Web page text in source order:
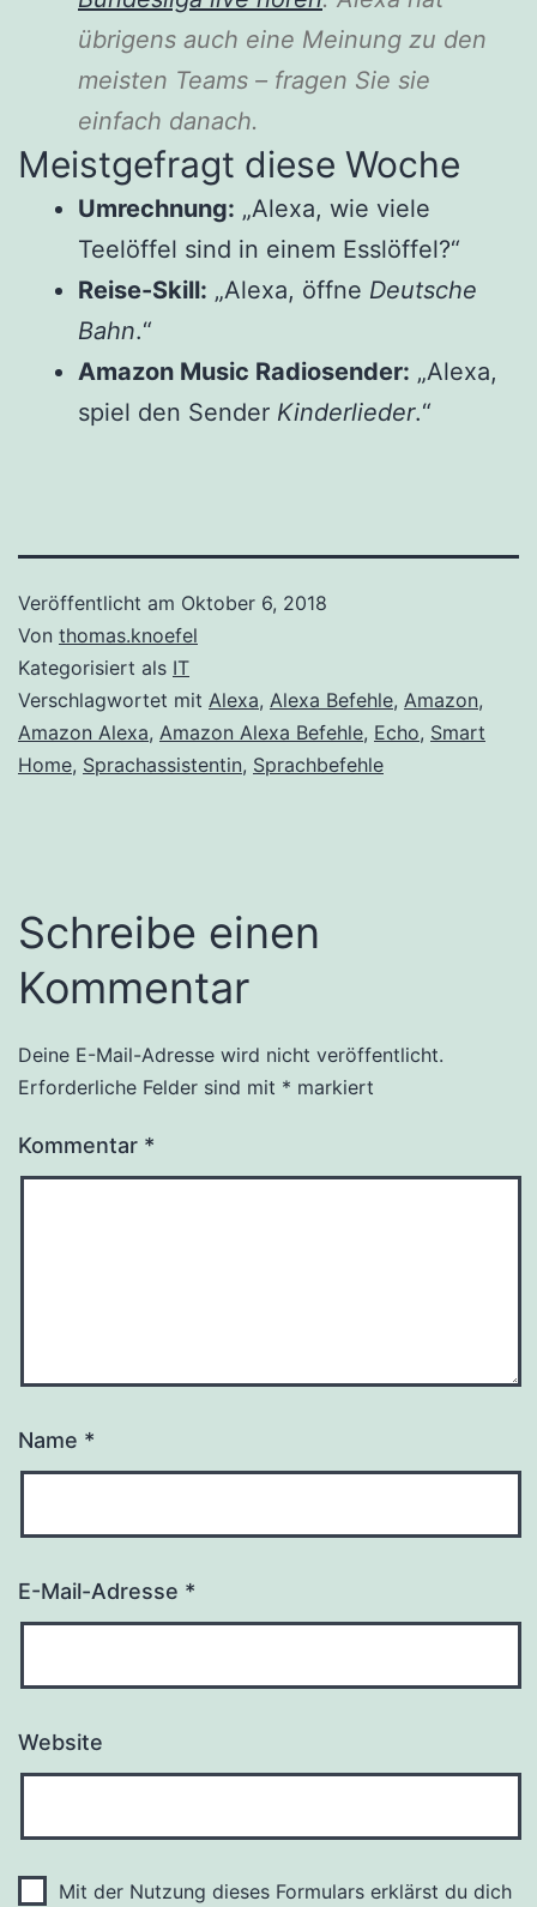
übrigens auch eine Meinung zu den
meisten Teams – fragen Sie sie
einfach danach.
Meistgefragt diese Woche
Umrechnung: „Alexa, wie viele
Teelöffel sind in einem Esslöffel?“
Reise-Skill: „Alexa, öffne Deutsche
Bahn.“
Amazon Music Radiosender: „Alexa,
spiel den Sender Kinderlieder.“
Veröffentlicht am Oktober 6, 2018
Von thomas.knoefel
Kategorisiert als IT
Verschlagwortet mit Alexa, Alexa Befehle, Amazon,
Amazon Alexa, Amazon Alexa Befehle, Echo, Smart
Home, Sprachassistentin, Sprachbefehle
Schreibe einen
Kommentar
Deine E-Mail-Adresse wird nicht veröffentlicht.
Erforderliche Felder sind mit * markiert
Kommentar *
Name *
E-Mail-Adresse *
Website
Mit der Nutzung dieses Formulars erklärst du dich
Alternative: